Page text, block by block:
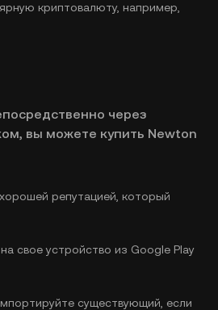
криптовалюту, например,
через
вы можете купить Newton
репутацией, который
свое устройство из Google Play
существующий, если